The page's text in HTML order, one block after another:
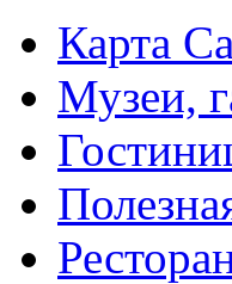
Карта
Музеи,